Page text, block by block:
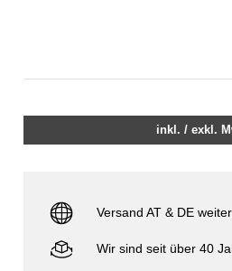
inkl. / exkl.
Versand AT & DE
Wir sind seit über 40